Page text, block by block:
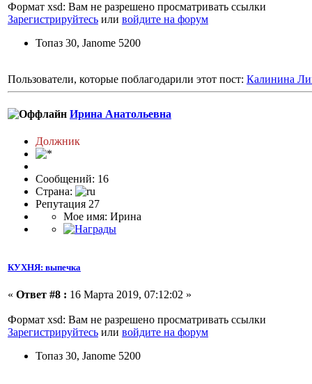
Формат xsd: Вам не разрешено просматривать ссылки
Зарегистрируйтесь или войдите на форум
Топаз 30, Janome 5200
Пользователи, которые поблагодарили этот пост: Калинина
Ирина Анатольевна
Должник
Сообщений: 16
Страна:
Репутация 27
Мое имя: Ирина
КУХНЯ: выпечка
« Ответ #8 : 16 Марта 2019, 07:12:02 »
Формат xsd: Вам не разрешено просматривать ссылки
Зарегистрируйтесь или войдите на форум
Топаз 30, Janome 5200